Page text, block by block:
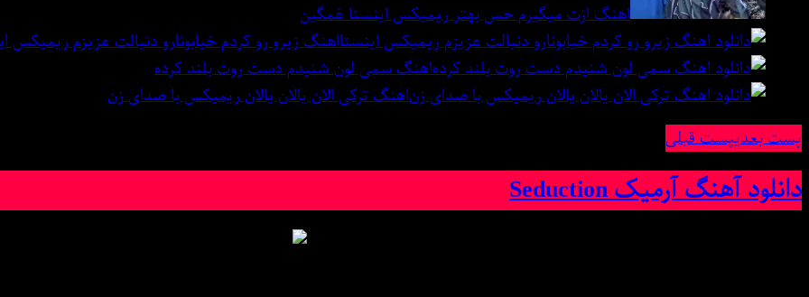
اهنگ ازت میگیرم حس بهتر ریمیکس اینستا غمگین
اهنگ زیرو رو کردم خیابونارو دنبالت عزیزم ریمیکس
اهنگ سمی لون شنیدم دست روت بلند کرده
اهنگ ترکی الان یالان یالان ریمیکس با صدای زن
پست بعدیپست قبلی
دانلود آهنگ آرمیک Seduction